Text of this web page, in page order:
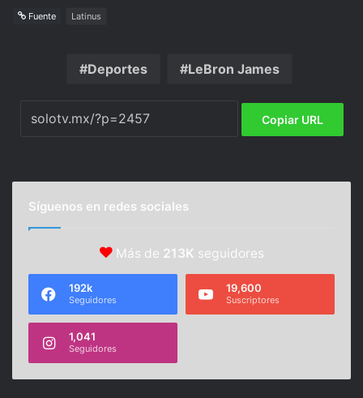
Fuente Latinus
Deportes LeBron James
Copiar URL
Síguenos en redes sociales
Más de 213K seguidores
192k
Seguidores
19,600
Suscriptores
1,041
Seguidores